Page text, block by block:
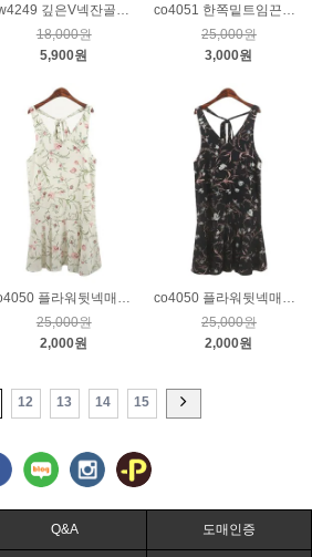
aw4249 깊은V넥잔골지민소매원피스_다홍
18,000원
5,900원
co4051 한쪽밑트임끈나시롱원피스_오렌지
25,000원
3,000원
co4050 플라워뒷넥매듭레이어드원피스_크림
25,000원
2,000원
co4050 플라워뒷넥매듭레이어드원피스_네이비
25,000원
2,000원
12 13 14 15
Q&A 도매인증